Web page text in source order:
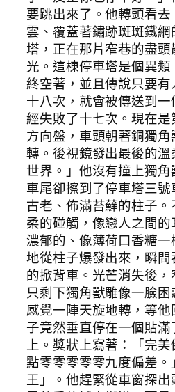
要跳出來了。他轉頭看
雲、覆蓋著鏽跡斑斑鐵
塔，正在那片窄巷的盡
光。這棟停車塔是個異
終空著，並且傳說只要
十八次，就會被傳送到
經失敗了十七次。現在
方向盤，車頭朝著銅獨
轉。後視鏡發出最後的溫
世界。」他沒有撞上獨
車尾卻擦到了停車塔三
古老、佈滿苔蘚的柱子
柔的碰觸，像戀人之間
濃郁的、像薄荷口香糖
地從柱子爆發出來，瞬
的掀背車。光芒消失後，
只剩下獨角獸雕像一臉
感覺一陣天旋地轉，等
子竟然垂直停在一個貼
上。獎狀上寫著：「完
點零零零零零九度偏差
王」。他趕緊從車窗探